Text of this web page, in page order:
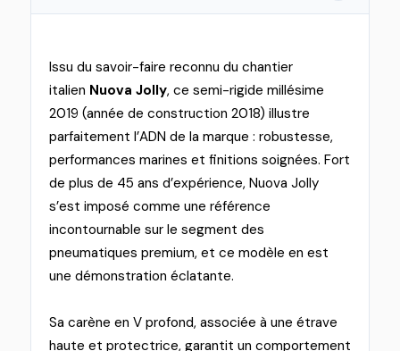
Issu du savoir-faire reconnu du chantier
italien Nuova Jolly, ce semi-rigide millésime
2019 (année de construction 2018) illustre
parfaitement l’ADN de la marque : robustesse,
performances marines et finitions soignées. Fort
de plus de 45 ans d’expérience, Nuova Jolly
s’est imposé comme une référence
incontournable sur le segment des
pneumatiques premium, et ce modèle en est
une démonstration éclatante.
Sa carène en V profond, associée à une étrave
haute et protectrice, garantit un comportement